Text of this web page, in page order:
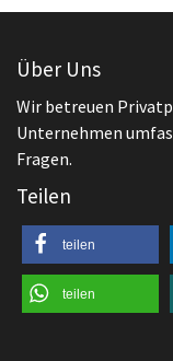
Über Uns
Wir betreuen
Unternehmen
Fragen.
Teilen
teilen
teilen